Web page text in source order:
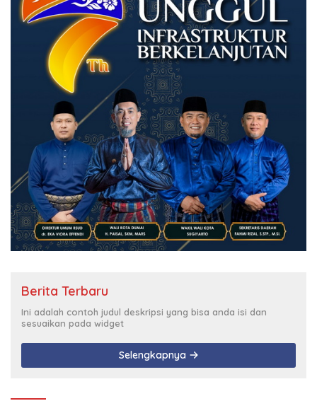
Berita Terbaru
Ini adalah contoh judul deskripsi yang bisa anda isi dan
sesuaikan pada widget
Selengkapnya